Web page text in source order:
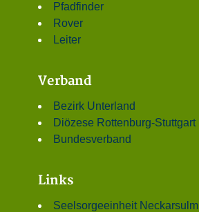
Pfadfinder
Rover
Leiter
Verband
Bezirk Unterland
Diözese Rottenburg-Stuttgart
Bundesverband
Links
Seelsorgeeinheit Neckarsulm